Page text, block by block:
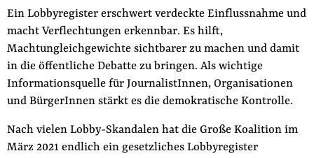
Ein Lobbyregister erschwert verdeckte Einflussnahme und
macht Verflechtungen erkennbar. Es hilft,
Machtungleichgewichte sichtbarer zu machen und damit
in die öffentliche Debatte zu bringen. Als wichtige
Informationsquelle für JournalistInnen, Organisationen
und BürgerInnen stärkt es die demokratische Kontrolle.
Nach vielen Lobby-Skandalen hat die Große Koalition im
März 2021 endlich ein gesetzliches Lobbyregister